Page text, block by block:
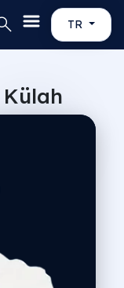
TR
Külah